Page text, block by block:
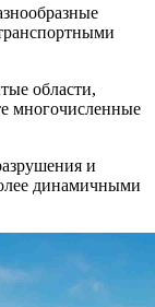
области,
многочисленные
и
динамичными